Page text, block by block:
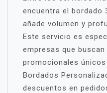
encuentra el bordado
añade volumen y
Este servicio es
empresas que
promocionales
Bordados
descuentos en